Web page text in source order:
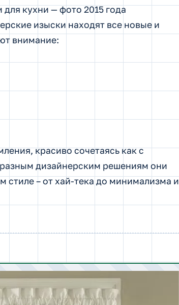
кухни — фото 2015 года
изыски находят все новые и
внимание:
красиво сочетаясь как с
дизайнерским решениям они
– от хай-тека до минимализма и